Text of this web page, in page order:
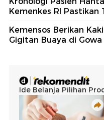
Kemenkes RI Pastikan
Kemensos Berikan
Gigitan Buaya di Gowa